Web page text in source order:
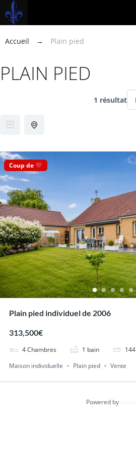
Accueil → Plain pied
PLAIN PIED
1 résultat
Coup de
Plain pied individuel de 2006
313,500€
4Chambres 1 bain 144
Maison individuelle
Plain pied Vente
Powered by